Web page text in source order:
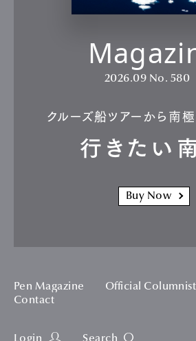
2026.09 No. 580
クルーズ船ツアーから南
行きたい
Buy Now
Pen Magazine Official Columnist
Contact